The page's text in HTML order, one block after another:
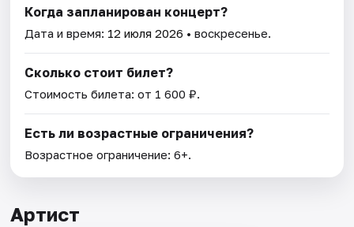
Когда запланирован концерт?
Дата и время: 12 июля 2026 • воскресенье.
Сколько стоит билет?
Стоимость билета: от 1 600 ₽.
Есть ли возрастные ограничения?
Возрастное ограничение: 6+.
Артист